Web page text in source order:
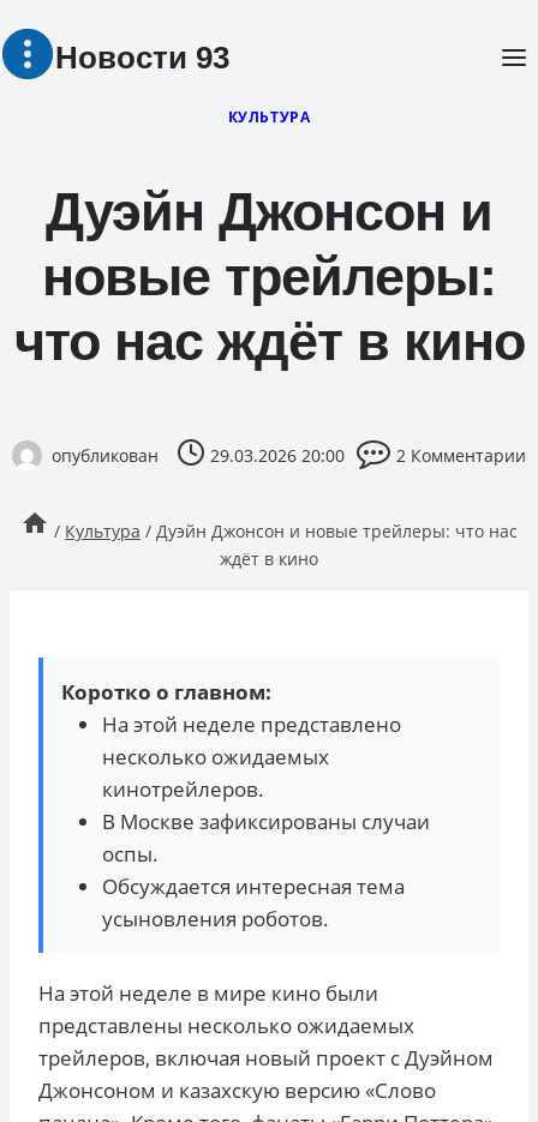
Перейти
Новости 93
КУЛЬТУРА
Дуэйн Джонсон и
новые трейлеры:
что нас ждёт в кино
опубликован 29.03.2026 20:00 2 Комментарии
/ Культура / Дуэйн Джонсон и новые трейлеры: что нас
ждёт в кино
Коротко о главном:
На этой неделе представлено
несколько ожидаемых
кинотрейлеров.
В Москве зафиксированы случаи
оспы.
Обсуждается интересная тема
усыновления роботов.
На этой неделе в мире кино были
представлены несколько ожидаемых
трейлеров, включая новый проект с Дуэйном
Джонсоном и казахскую версию «Слово